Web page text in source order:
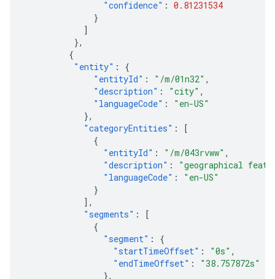
"confidence" : 0.81231534
}
]
},
{
"entity" :
{
"entityId" : "/m/01n32" ,
"description" : "city" ,
"languageCode" :
"en-US"
},
"categoryEntities" :
[
{
"entityId" : "/m/043rvww" ,
"description" :
"geographical
"languageCode" :
"en-US"
}
],
"segments" :
[
{
"segment" :
{
"startTimeOffset" : "0s" ,
"endTimeOffset" :
"38.757872s"
},